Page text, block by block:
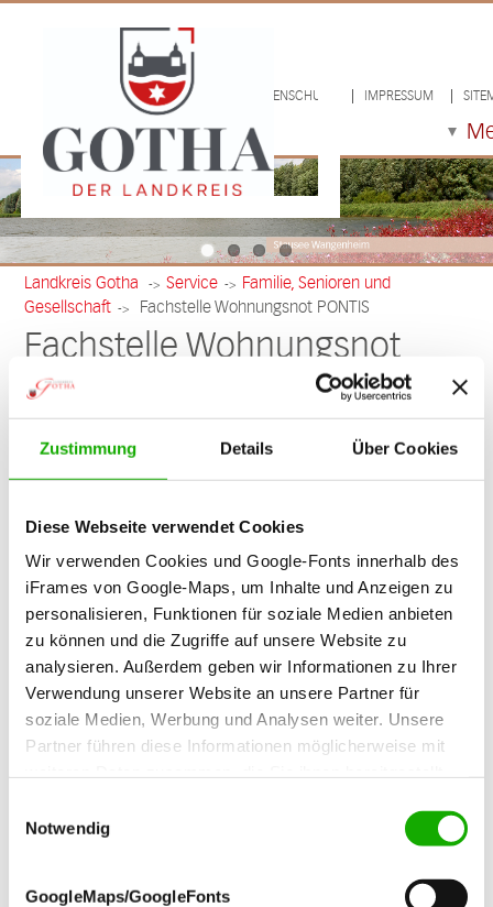
Zustimmung Details Über Cookies
Diese Webseite verwendet Cookies
Wir verwenden Cookies und Google-Fonts innerhalb des
iFrames von Google-Maps, um Inhalte und Anzeigen zu
personalisieren, Funktionen für soziale Medien anbieten
zu können und die Zugriffe auf unsere Website zu
analysieren. Außerdem geben wir Informationen zu Ihrer
Verwendung unserer Website an unsere Partner für
soziale Medien, Werbung und Analysen weiter. Unsere
Partner führen diese Informationen möglicherweise mit
gesammelt haben.
Notwendig
GoogleMaps/GoogleFonts
IMPRESSUM
DATENSCHUTZ
LOGIN/LOGOUT
Landkreis Gotha -> Service ->
Familie, Senioren und
Gesellschaft -> Fachstelle Wohnungsnot PONTIS
Fachstelle Wohnungsnot
PONTIS
Beratung und Unterstützung bei
Wohnungsnot
Die Fachstelle Wohnungsnot – PONTIS hilft
Menschen in Wohnungsnot im Landkreis und in
der Stadt Gotha.
Die Fachstelle hilft:
Menschen, die ohne Obdach sind
(obdachlos).
Menschen, die keine eigene Wohnung haben,
aber bei Freunden, Familie oder in einer
Notunterkunft untergebracht sind
Menschen, die ihre Wohnung verlieren
oder einer Räumungsklage.